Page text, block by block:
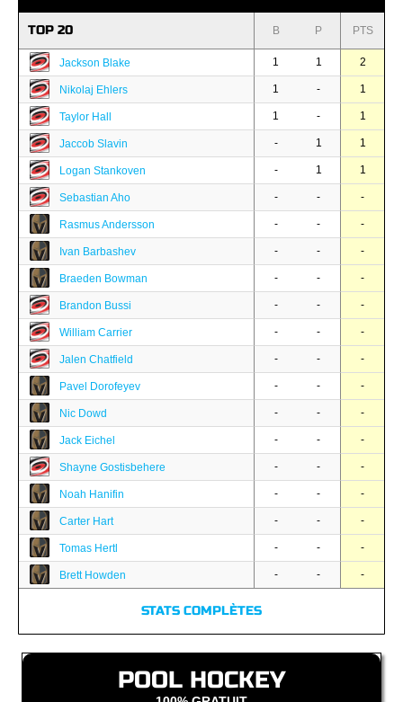
TOP 20 B P PTS
Jackson Blake 1 1 2
Nikolaj Ehlers 1 - 1
Taylor Hall 1 - 1
Jaccob Slavin - 1 1
Logan Stankoven - 1 1
Sebastian Aho - - -
Rasmus Andersson - - -
Ivan Barbashev - - -
Braeden Bowman - - -
Brandon Bussi - - -
William Carrier - - -
Jalen Chatfield - - -
Pavel Dorofeyev - - -
Nic Dowd - - -
Jack Eichel - - -
Shayne Gostisbehere - - -
Noah Hanifin - - -
Carter Hart - - -
Tomas Hertl - - -
Brett Howden - - -
STATS COMPLÈTES
POOL HOCKEY